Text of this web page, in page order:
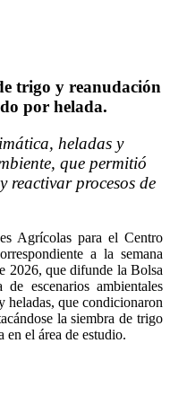
trigo y reanudación
por helada.
heladas y
que permitió
reactivar procesos de
Agrícolas para el Centro
a la semana
2026, que difunde la Bolsa
escenarios ambientales
heladas, que condicionaron
la siembra de trigo
en el área de estudio.